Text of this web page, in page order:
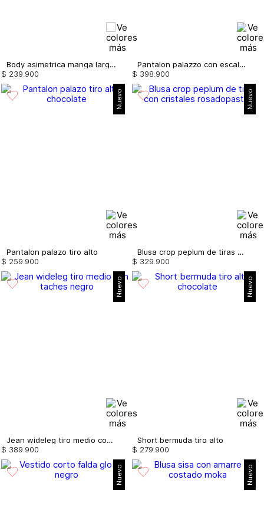
Body asimetrica manga larga con entorche
$ 239 900
Pantalon palazzo con escalerilla
$ 398 900
Nuevo
Pantalon palazo tiro alto
$ 259.900
Nuevo
Blusa crop peplum de tiras con cristales
$ 329.900
Nuevo
Jean wideleg tiro medio con taches
$ 389 900
Nuevo
Short bermuda tiro alto
$ 279 900
Nuevo Nuevo